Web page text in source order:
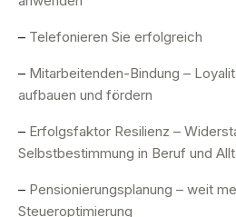
– Telefonieren Sie erfolgreich
– Mitarbeitenden-Bindung –
aufbauen und fördern
– Erfolgsfaktor Resilienz –
Selbstbestimmung in Beruf und
– Pensionierungsplanung – weit
Steueroptimierung